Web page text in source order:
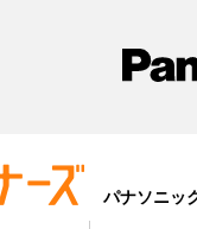
パナソニッ